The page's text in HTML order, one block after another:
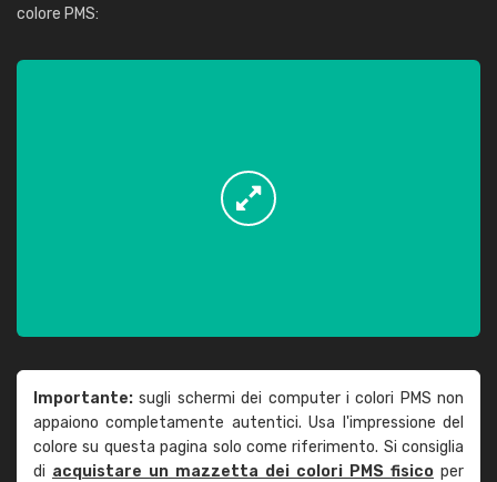
colore PMS:
Importante: sugli schermi dei computer i colori PMS non
appaiono completamente autentici. Usa l'impressione del
colore su questa pagina solo come riferimento. Si consiglia
di acquistare un mazzetta dei colori PMS fisico per